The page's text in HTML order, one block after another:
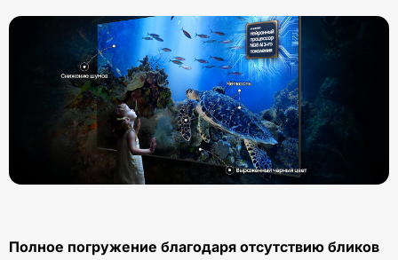
Полное погружение благодаря отсутствию бликов